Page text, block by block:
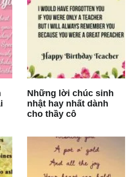
Những lời chúc sinh
nhật hay nhất dành
cho thầy cô